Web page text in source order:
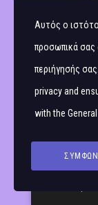
Αυτός ο
προσωπικά σας
περιήγησής
privacy and
with the